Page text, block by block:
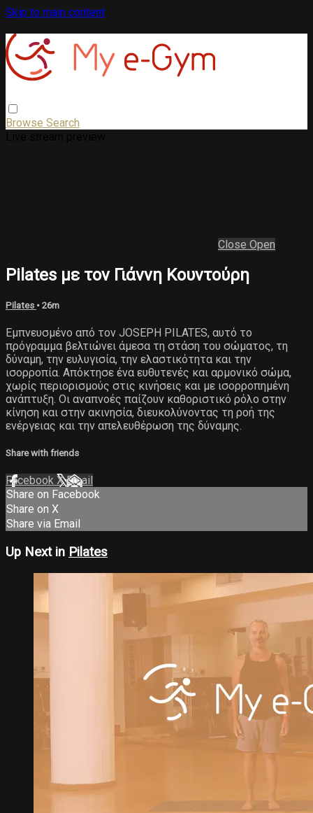
Skip to main content
Browse Search
Close Open
Pilates με τον Γιάννη Κουντούρη
Pilates • 26m
Εμπνευσμένο από τον JOSEPH PILATES, αυτό το
πρόγραμμα βελτιώνει άμεσα τη στάση του σώματος, τη
δύναμη, την ευλυγισία, την ελαστικότητα και την
ισορροπία. Απόκτησε ένα ευθυτενές και αρμονικό σώμα,
χωρίς περιορισμούς στις κινήσεις και με ισορροπημένη
ανάπτυξη. Οι αναπνοές παίζουν καθοριστικό ρόλο στην
κίνηση και στην ακινησία, διευκολύνοντας τη ροή της
ενέργειας και την απελευθέρωση της δύναμης.
Share with friends
Facebook XEmail
Share on Facebook
Share on X
Share via Email
Up Next in Pilates